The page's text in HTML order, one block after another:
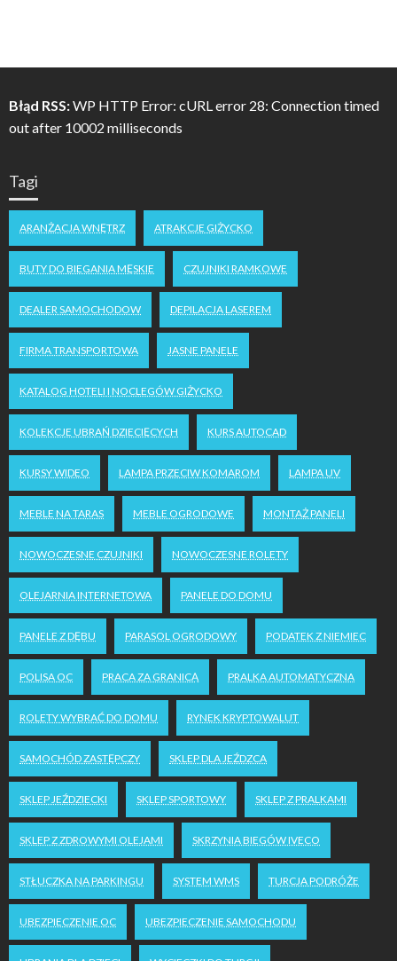
Błąd RSS:WP HTTP Error: cURL error 28: Connection timed
out after 10002 milliseconds
Tagi
ARANŻACJA WNĘTRZ ATRAKCJE GIŻYCKO
BUTY DO BIEGANIA MĘSKIE CZUJNIKI RAMKOWE
DEALER SAMOCHODOW DEPILACJA LASEREM
FIRMA TRANSPORTOWA JASNE PANELE
KATALOG HOTELI I NOCLEGÓW GIŻYCKO
KOLEKCJE UBRAŃ DZIECIĘCYCH KURS AUTOCAD
KURSY WIDEO LAMPA PRZECIW KOMAROM LAMPA UV
MEBLE NA TARAS MEBLE OGRODOWE MONTAŻ PANELI
NOWOCZESNE CZUJNIKI NOWOCZESNE ROLETY
OLEJARNIA INTERNETOWA PANELE DO DOMU
PANELE Z DĘBU PARASOL OGRODOWY PODATEK Z NIEMIEC
POLISA OC PRACA ZA GRANICĄ PRALKA AUTOMATYCZNA
ROLETY WYBRAĆ DO DOMU RYNEK KRYPTOWALUT
SAMOCHÓD ZASTĘPCZY SKLEP DLA JEŹDZCA
SKLEP JEŹDZIECKI SKLEP SPORTOWY SKLEP Z PRALKAMI
SKLEP Z ZDROWYMI OLEJAMI SKRZYNIA BIEGÓW IVECO
STŁUCZKA NA PARKINGU SYSTEM WMS TURCJA PODRÓŻE
UBEZPIECZENIE OC UBEZPIECZENIE SAMOCHODU